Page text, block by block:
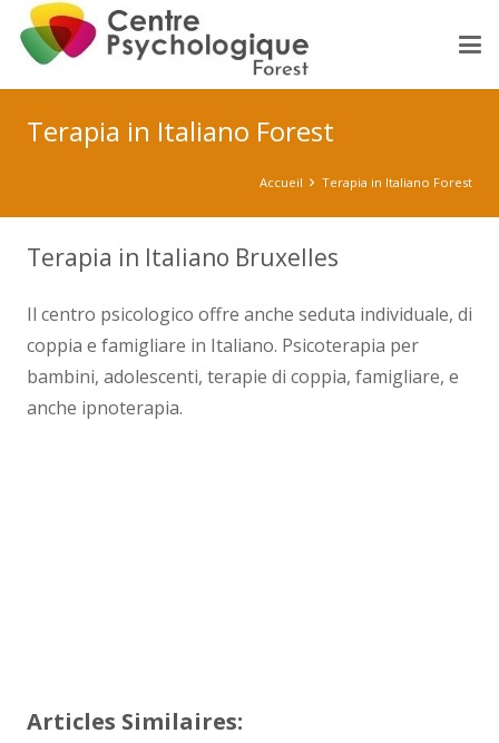
Terapia in Italiano Forest
Accueil Terapia in Italiano Forest
Terapia in Italiano Bruxelles
Il centro psicologico offre anche seduta individuale, di
coppia e famigliare in Italiano. Psicoterapia per
bambini, adolescenti, terapie di coppia, famigliare, e
anche ipnoterapia.
Articles Similaires: